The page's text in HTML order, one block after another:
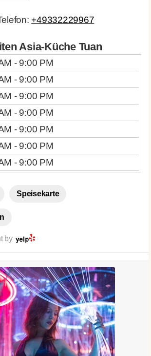
+49332229967
Asia-Küche Tuan
- 9:00 PM
- 9:00 PM
- 9:00 PM
- 9:00 PM
- 9:00 PM
- 9:00 PM
- 9:00 PM
Speisekarte
by